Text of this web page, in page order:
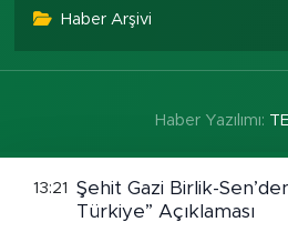
Haber Arşivi
Haber Yazılımı:
13:21
Şehit Gazi Birlik-
Türkiye” Açıklaması